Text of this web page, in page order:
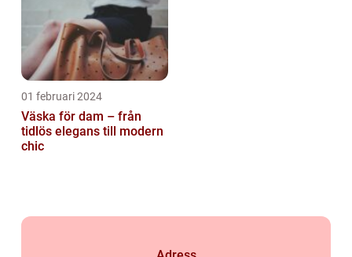
01 februari 2024
Väska för dam – från
tidlös elegans till modern
chic